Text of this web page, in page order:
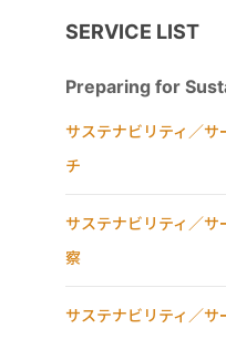
SERVICE LIST
Preparing for
サステナビリティ／
チ
サステナビリティ／
察
サステナビリティ／